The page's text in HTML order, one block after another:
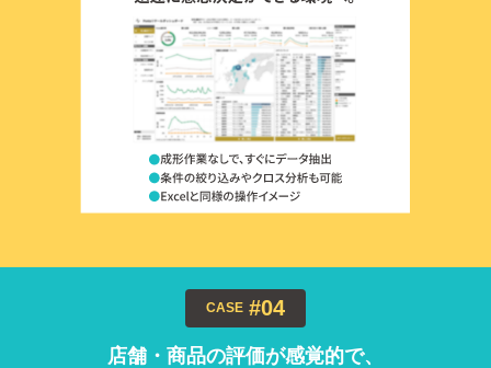
CASE #04
店舗・商品の評価が感覚的で、